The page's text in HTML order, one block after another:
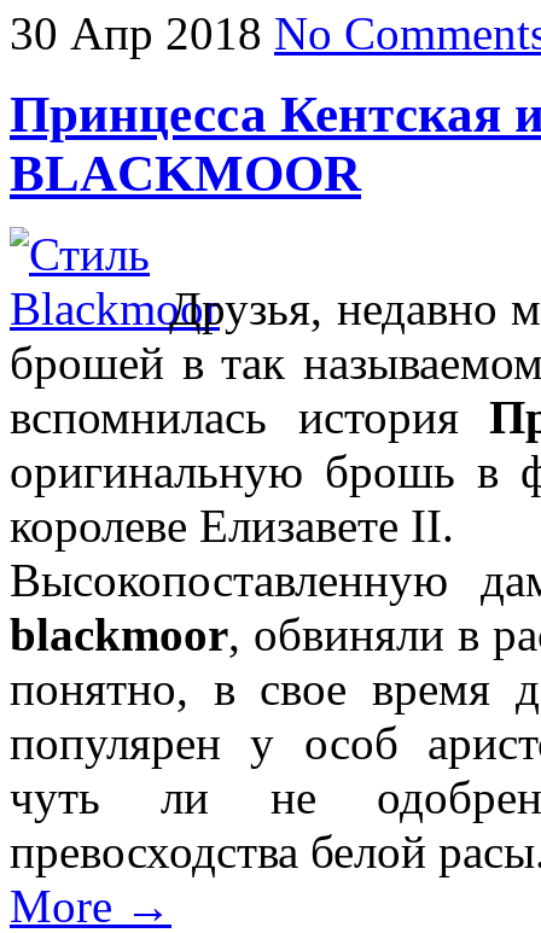
30 Апр 2018 No
Принцесса Кентская
BLACKMOOR
Друзья, недавно
брошей в так
вспомнилась история
оригинальную брошь в
королеве Елизавете II.
Высокопоставленную
blackmoor, обвиняли в
понятно, в свое время
популярен у особ
чуть ли не
превосходства белой
More →